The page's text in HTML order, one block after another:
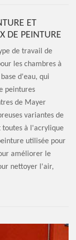
ET
DE PEINTURE
de travail de
les chambres à
d'eau, qui
peintures
de Mayer
variantes de
toutes à l'acrylique
utilisée pour
améliorer le
nettoyer l'air,